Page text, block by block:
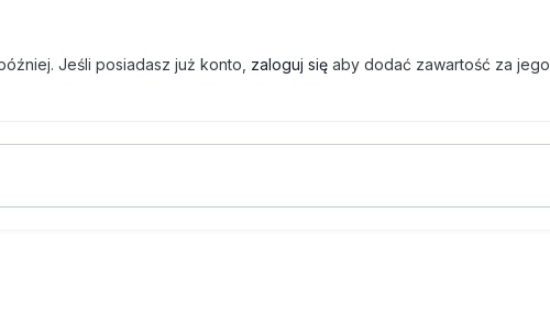
Jeśli posiadasz już konto, zaloguj się aby dodać zawartość za jego